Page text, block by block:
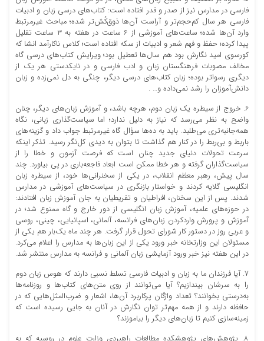
فارسی در مدارس نیز از صدر و قدر افتاده است: کتاب‌های درسی زبان و ادبیات
فارسی هر سال کم‌حجم‌تر و آراست‌ آن‌ها ذوق‌کُش‌تر شده؛ مباحث غیرمرتبط
وارد آن‌ها شده؛ ساعت‌های آموزشی از ۶ ساعت در هفته به ۳ ساعت تقلیل
پیدا کرده؛ حفظ و فهم شعر و ادبیات از سکه افتاده است؛ کلاس ناکارآمد انشا که
کورسوی امید نگارش بود هم سال‌ها تعطیل بود؛ ویرایش کتاب‌های درسی گاه
مخالف مصوبات فرهنگستان زبان و ادب فارسی و در نایکدستی هر یک از
دیگری رسواتر بوده؛ زبان کتاب‌های درسی دیگر، چنگی به دل نمی‌زده و زبان
دانش‌آموزان را رشد نمی‌داده و… .
6. خروج از سیطره یک زبان دوم، هرچه باشد، و آموزش زبان‌های دیگر، چنان
واضح به نظر می‌رسد که نیاز به دلیل ندارد؛ اما سیاست‌گذاری زبانی، نگاه
همه‌جانبه‌تری می‌طلبد. باید به ده‌ها سؤال گاه غیرمرتبط جواب داد و گزینه‌های
باربط و بی‌ربط را در کنار هم گذاشت تا بتوان به دیدی کل‌نگر رسید. تذکر اینکه
سرعت تحولات دنیای جدید چنان است که فرصت آزمون و خطا را از
سیاست‌گذاران گرفته و هر خطا ممکن است ابعاد فاجعه‌باری در پی بیاورد. چند
سال پیش، رهبر معظم انقلاب، در یکی از سخنرانی‌ها خود، از سیطره زبان
انگلیسی گلایه کردند و خواستار بازنگری در سیاست‌های آموزشی در مدارس
شدند. پس از این سخنان، افراطیان و تفریطیان به جان آموزش زبان افتادند:
در حوزه‌های علمیه، آموزش زبان انگلیسی از دور خارج و گاه ممنوع شد؛ در
آموزش و پرورش واردکردن زبان‌های فرانسه، آلمانی، اسپانیایی، چینی، روسی
و عربی روز در دستور کار شورای تحول قرار گرفت. هر چند ماه یک‌بار هم یکی از
مسئولان این وزارتخانه خبر ورود یکی از این زبان‌ها به مدارس را اعلام می‌کرد.
در این هفته نیز خبر ورود آزمایشی زبان آلمانی و فرانسه به مدارس منتشر شد.
7. آیا فرزندان ما به زبان و ادبیات فارسی تسلط نسبی دارند که هوس زبان دوم
را به سرشان بیندازیم؟ آیا می‌توانند از روی متن‌های کتاب‌ها و روزنامه‌ها
به‌درستی بخوانند؟ تعداد واژگان پرکاربرد آن‌ها، اشعار و ضرب‌المثل‌هایی که در
حافظه دارند و از همه مهم‌تر توان نگارش در آنان به جایی رسیده‌ است که
زمینه‌سازی کنیم تا زبان‌های دیگر را بیاموزند؟
8. پژوهش‌های پژوهشکده مطالعات راهبردی وزارت علوم در روسیه که به